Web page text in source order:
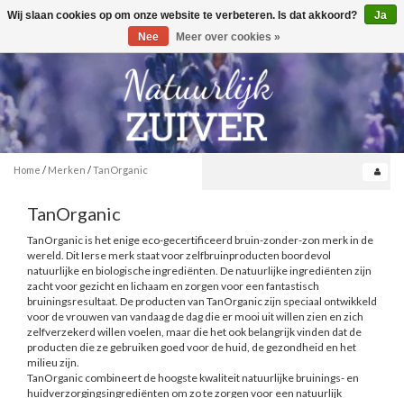
Toggle
0
Home / Merken /TanOrganic
TanOrganic
TanOrganic is het enige eco-gecertificeerd bruin-zonder-zon merk in de
wereld. Dit Ierse merk staat voor zelfbruinproducten boordevol
natuurlijke en biologische ingrediënten. De natuurlijke ingrediënten zijn
zacht voor gezicht en lichaam en zorgen voor een fantastisch
bruiningsresultaat. De producten van TanOrganic zijn speciaal ontwikkeld
voor de vrouwen van vandaag de dag die er mooi uit willen zien en zich
zelfverzekerd willen voelen, maar die het ook belangrijk vinden dat de
producten die ze gebruiken goed voor de huid, de gezondheid en het
milieu zijn.
TanOrganic combineert de hoogste kwaliteit natuurlijke bruinings- en
huidverzorgingsingrediënten om zo te zorgen voor een natuurlijk
Wij slaan cookies op om onze website te verbeteren. Is dat akkoord?
Ja
Nee
Meer over cookies »